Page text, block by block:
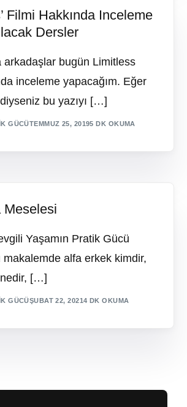
Filmi Hakkında Inceleme
Dersler
bugün Limitless
inceleme yapacağım. Eğer
bu yazıyı […]
GÜCÜTEMMUZ 25, 20195 DK OKUMA
Meselesi
Yaşamın Pratik Gücü
makalemde alfa erkek kimdir,
[…]
GÜCÜŞUBAT 22, 20214 DK OKUMA